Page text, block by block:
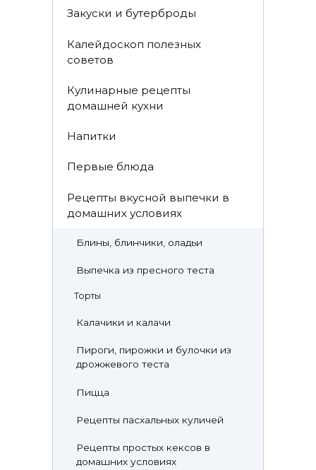
Закуски и бутерброды
Калейдоскоп полезных
советов
Кулинарные рецепты
домашней кухни
Напитки
Первые блюда
Рецепты вкусной выпечки в
домашних условиях
Блины, блинчики, оладьи
Выпечка из пресного теста
Торты
Калачики и калачи
Пироги, пирожки и булочки из
дрожжевого теста
Пицца
Рецепты пасхальных куличей
Рецепты простых кексов в
домашних условиях